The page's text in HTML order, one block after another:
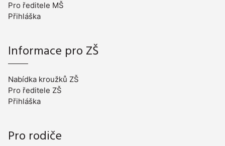
Pro ředitele MŠ
Přihláška
Informace pro ZŠ
Nabídka kroužků ZŠ
Pro ředitele ZŠ
Přihláška
Pro rodiče